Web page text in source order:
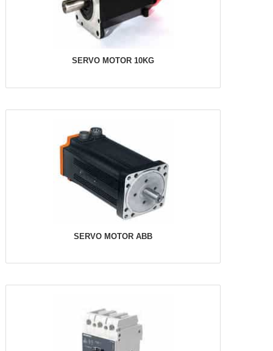
SERVO MOTOR 10KG
SERVO MOTOR ABB